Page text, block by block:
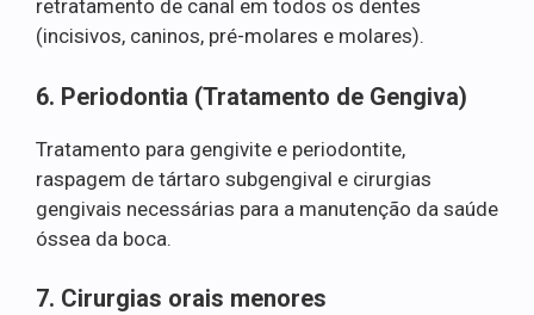
retratamento de canal em todos os dentes
(incisivos, caninos, pré-molares e molares).
6. Periodontia (Tratamento de Gengiva)
Tratamento para gengivite e periodontite,
raspagem de tártaro subgengival e cirurgias
gengivais necessárias para a manutenção da saúde
óssea da boca.
7. Cirurgias orais menores